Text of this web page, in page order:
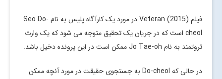
فیلم Veteran (2015) در مورد یک کارآگاه پلیس به نام Seo Do-
cheol است که در جریان یک تحقیق متوجه می شود که یک وارث
ثروتمند به نام Jo Tae-oh ممکن است در این پرونده دخیل باشد.
در حالی که Do-cheol به جستجوی حقیقت در مورد آنچه ممکن